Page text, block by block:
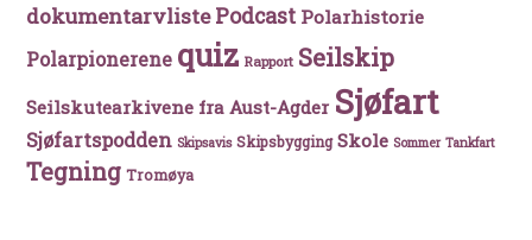
dokumentarvlistePodcast Polarhistorie
Polarpionerene quiz Rapport Seilskip
Seilskutearkivene fra Aust-Agder Sjøfart
Sjøfartspodden Skipsavis Skipsbygging Skole Sommer Tankfart
Tegning Tromøya